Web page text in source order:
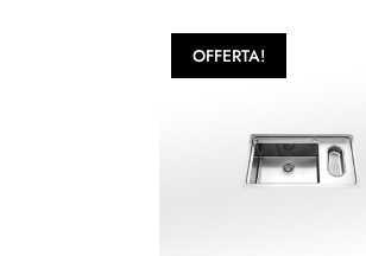
OFFERTA!